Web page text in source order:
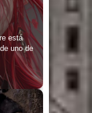
está
uno de